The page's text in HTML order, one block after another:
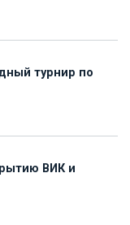
турнир по
ВИК и